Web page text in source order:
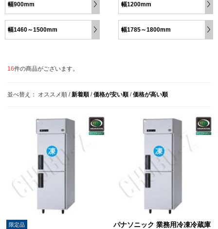
幅900mm 幅1200mm
幅1460～1500mm 幅1785～1800mm
16件の商品がございます。
並べ替え： オススメ順 /新着順 /価格が安い順 /価格が高い順
限定品
パナソニック 業務用冷凍冷蔵庫